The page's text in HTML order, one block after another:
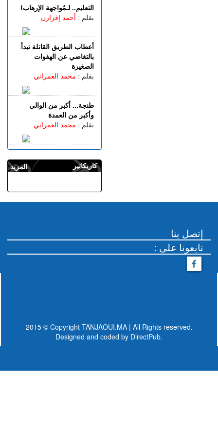
التعليم.. لـمُواجهة الإرهاب!
بقلم : أحمد إفزارن
أعطاب الطريق القاتلة تبدأ
بالتغاضي عن الهفوات
الصغيرة
بقلم : محمد العمراني
طنجة... أكبر من الوالي
وأكبر من العمدة
بقلم : محمد العمراني
المزيد كاريكاتير
إتصل بنا
: تابعونا على
2015 © Copyright TANJAOUI.MA | All Rights reserved.
Designed and coded by DirectPub.